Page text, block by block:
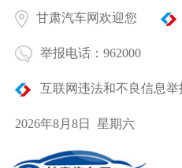
甘肃汽车网欢迎您
举报电话：962000
互联网违法和不良信息举
2026年8月8日 星期六